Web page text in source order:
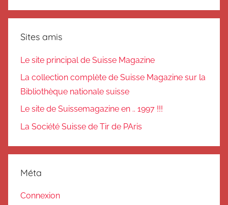
Sites amis
Le site principal de Suisse Magazine
La collection complète de Suisse Magazine sur la
Bibliothèque nationale suisse
Le site de Suissemagazine en .. 1997 !!!
La Société Suisse de Tir de PAris
Méta
Connexion